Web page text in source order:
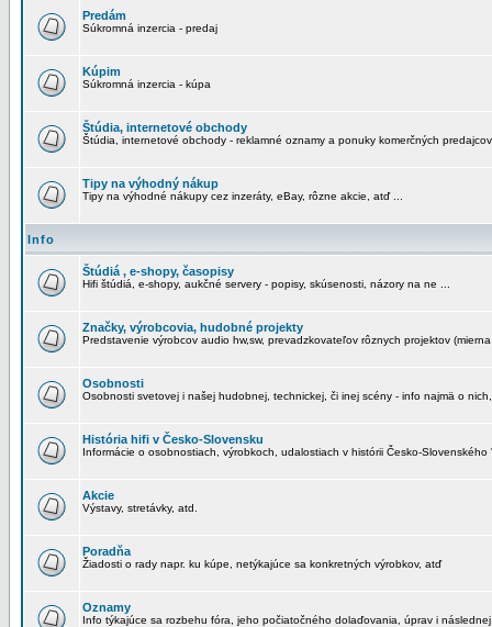
Predám
Súkromná inzercia - predaj
Kúpim
Súkromná inzercia - kúpa
Štúdia, internetové obchody
Štúdia, internetové obchody - reklamné oznamy a ponuky komerčných predajcov
Tipy na výhodný nákup
Tipy na výhodné nákupy cez inzeráty, eBay, rôzne akcie, atď ...
Info
Štúdiá , e-shopy, časopisy
Hifi štúdiá, e-shopy, aukčné servery - popisy, skúsenosti, názory na ne ...
Značky, výrobcovia, hudobné projekty
Predstavenie výrobcov audio hw,sw, prevadzkovateľov rôznych projektov
Osobnosti
Osobnosti svetovej i našej hudobnej, technickej, či inej scény - info najmä o
História hifi v Česko-Slovensku
Informácie o osobnostiach, výrobkoch, udalostiach v histórii Česko-Slovenského
Akcie
Výstavy, stretávky, atd.
Poradňa
Žiadosti o rady napr. ku kúpe, netýkajúce sa konkretných výrobkov, atď
Oznamy
Info týkajúce sa rozbehu fóra, jeho počiatočného dolaďovania, úprav i